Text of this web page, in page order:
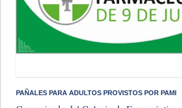
PAÑALES PARA ADULTOS PROVISTOS POR PAMI